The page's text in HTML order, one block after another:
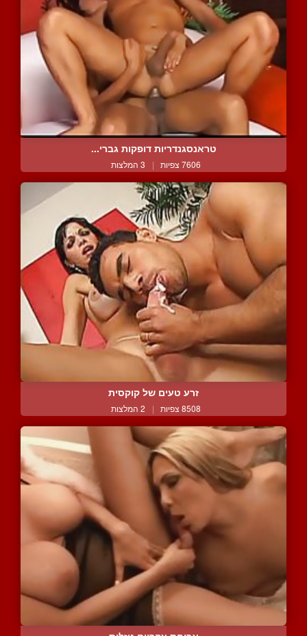
טראנסגנדריות דופקות גברי...
7606 צפיות | 3 המלצות
זרע טעים של קוקסית
8508 צפיות | 2 המלצות